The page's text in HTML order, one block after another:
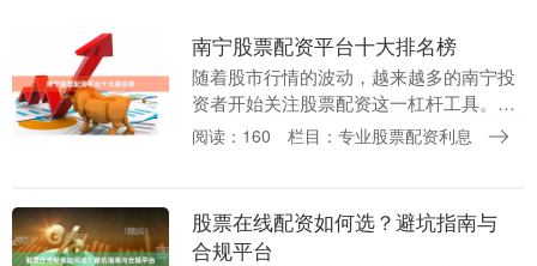
南宁股票配资平台十大排名榜
随着股市行情的波动，越来越多的南宁投
资者开始关注股票配资这一杠杆工具。然
而，面对市场上众多的配资平台，如何选
阅读：160 栏目：专业股票配资利息
股票在线配资如何选？避坑指南与
合规平台